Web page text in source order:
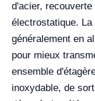
d'acier,
électrostatique.
généralement en
pour mieux
ensemble
inoxydable, de